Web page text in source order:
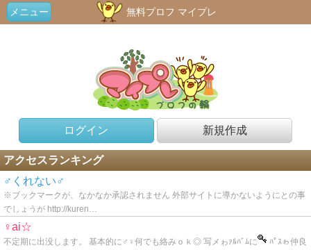
メニュー 無料プロフ マイプレ
ログイン 新規作成
アクセスランキング
♂くれない♂
※ブックマークが、なかなか承認されません 外部サイトに導かないようにとの事
でしょうが http://kuren…
♀ai☆
不定期に出没します。 基本的に♂♀何でも絡みｏｋ◎ 写メゎｧﾙﾊﾞﾑに
ﾊﾟｽゎ仲良